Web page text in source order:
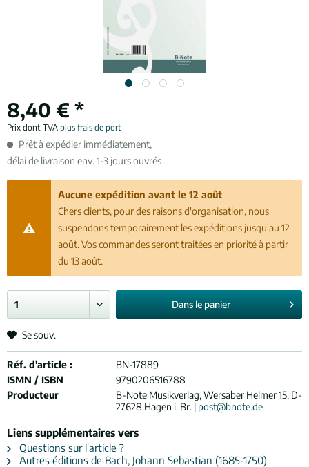
8,40 € *
Prix dont TVA plus frais de port
Prêt à expédier immédiatement,
délai de livraison env. 1-3 jours ouvrés
Aucune expédition avant le 12 août
Chers clients, pour des raisons d'organisation, nous
suspendons temporairement les expéditions jusqu'au 12
août. Vos commandes seront traitées en priorité à partir
du 13 août.
Dans le panier
Se souv.
Réf. d'article :
BN-17889
ISMN / ISBN
9790206516788
Producteur
B-Note Musikverlag, Wersaber Helmer 15, D-
27628 Hagen i. Br. | post@bnote.de
Liens supplémentaires vers
Questions sur l'article ?
Autres éditions de Bach, Johann Sebastian (1685-1750)